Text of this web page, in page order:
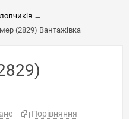
→
(2829) Вантажівка
Порівняння